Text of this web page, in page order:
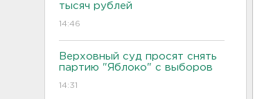
тысяч рублей
14:46
Верховный суд просят снять
партию "Яблоко" с выборов
14:31